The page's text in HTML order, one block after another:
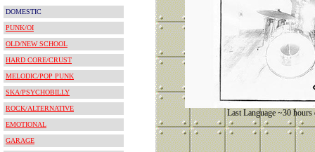
DOMESTIC
PUNK/OI
OLD/NEW SCHOOL
HARD CORE/CRUST
MELODIC/POP PUNK
SKA/PSYCHOBILLY
ROCK/ALTERNATIVE
EMOTIONAL
GARAGE
Last Language ~30